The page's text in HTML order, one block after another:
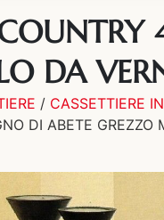
DA
/ CASSETTIERE
DI ABETE